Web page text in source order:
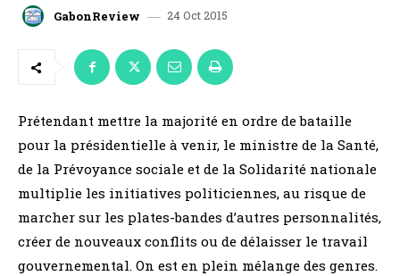
GabonReview 24 Oct 2015
Prétendant mettre la majorité en ordre de bataille
pour la présidentielle à venir, le ministre de la Santé,
de la Prévoyance sociale et de la Solidarité nationale
multiplie les initiatives politiciennes, au risque de
marcher sur les plates-bandes d’autres personnalités,
créer de nouveaux conflits ou de délaisser le travail
gouvernemental. On est en plein mélange des genres.